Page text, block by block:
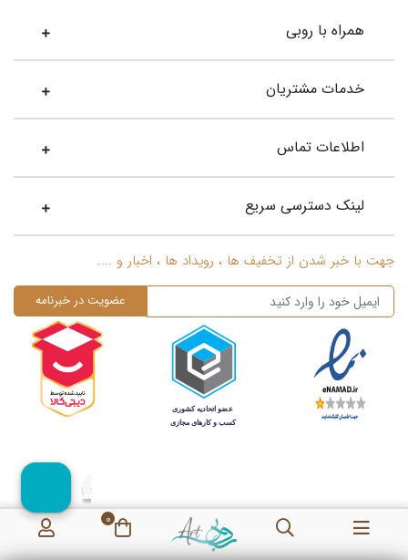
0
درباره ما
اعطای نمایندگی
تماس با ما
همراه با روبی
خدمات مشتریان
اطلاعات تماس
لینک دسترسی سریع
جهت با خبر شدن از تخفیف ها ، رویداد ها ، اخبار و ....